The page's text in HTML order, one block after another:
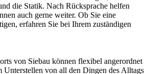
die Statik. Nach Rücksprache helfen
auch gerne weiter. Ob Sie eine
erfahren Sie bei Ihrem zuständigen